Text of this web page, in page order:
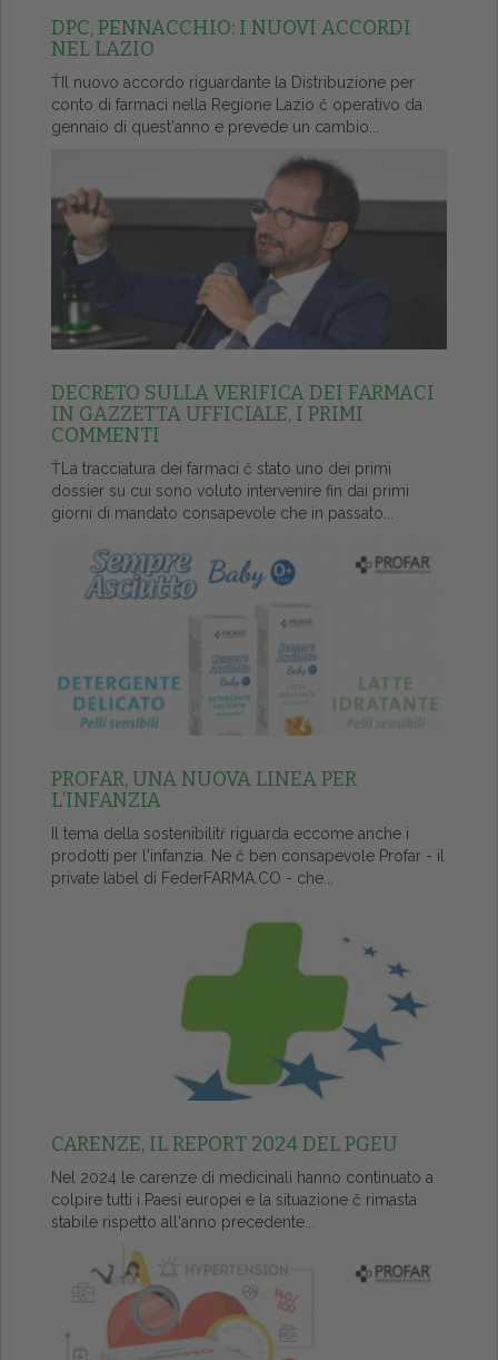
DPC, PENNACCHIO: I NUOVI ACCORDI
NEL LAZIO
ŤIl nuovo accordo riguardante la Distribuzione per
conto di farmaci nella Regione Lazio č operativo da
gennaio di quest'anno e prevede un cambio...
DECRETO SULLA VERIFICA DEI FARMACI
IN GAZZETTA UFFICIALE, I PRIMI
COMMENTI
ŤLa tracciatura dei farmaci č stato uno dei primi
dossier su cui sono voluto intervenire fin dai primi
giorni di mandato consapevole che in passato...
PROFAR, UNA NUOVA LINEA PER
L’INFANZIA
Il tema della sostenibilitŕ riguarda eccome anche i
prodotti per l'infanzia. Ne č ben consapevole Profar - il
private label di FederFARMA.CO - che...
CARENZE, IL REPORT 2024 DEL PGEU
Nel 2024 le carenze di medicinali hanno continuato a
colpire tutti i Paesi europei e la situazione č rimasta
stabile rispetto all'anno precedente...